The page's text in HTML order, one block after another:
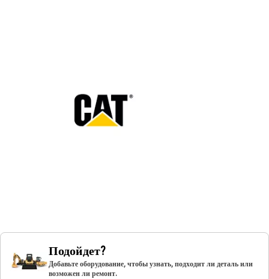
Подойдет?
Добавьте оборудование, чтобы узнать, подходит ли деталь или
возможен ли ремонт.